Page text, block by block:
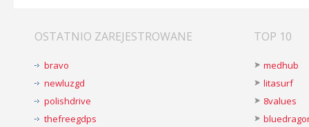
OSTATNIO ZAREJESTROWANE
bravo
newluzgd
polishdrive
thefreegdps
TOP 10
medhub
litasurf
8values